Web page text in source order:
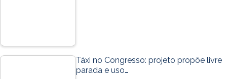
Táxi no Congresso: projeto propõe livre
parada e uso…